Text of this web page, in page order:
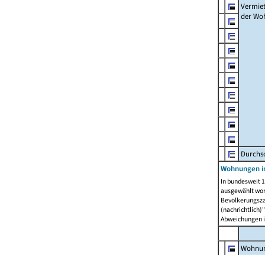
der
Wohnungen
In bundesweit
ausgewählt
Abweichungen